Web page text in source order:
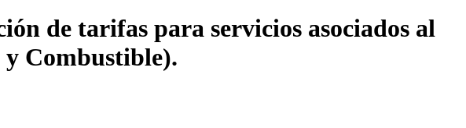
de tarifas para servicios asociados al
Combustible).